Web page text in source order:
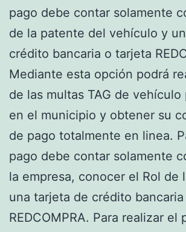
pago debe contar solamente
de la patente del vehículo y
crédito bancaria o tarjeta
Mediante esta opción podrá
de las multas TAG de
en el municipio y obtener su
de pago totalmente en linea.
pago debe contar solamente
la empresa, conocer el Rol de
una tarjeta de crédito
REDCOMPRA. Para realizar el